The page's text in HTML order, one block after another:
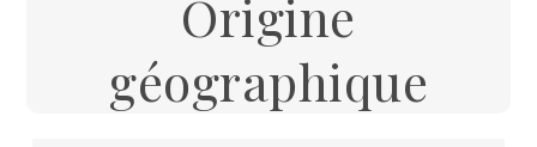
Origine
géographique